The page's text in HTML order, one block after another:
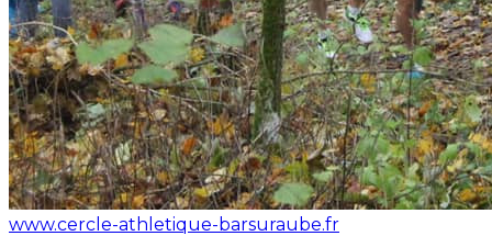
www.cercle-athletique-barsuraube.fr